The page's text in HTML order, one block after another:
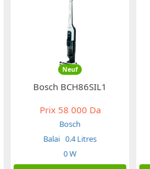
Neuf
Bosch BCH86SIL1
Prix58 000 Da
Bosch
Balai 0.4 Litres
0 W